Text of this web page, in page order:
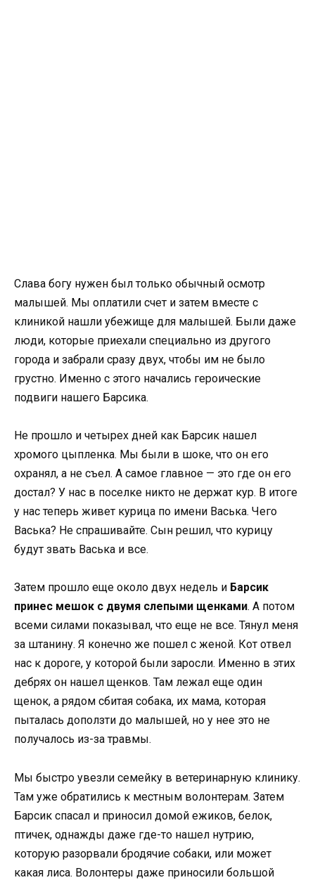
Слава богу нужен был только обычный осмотр
малышей. Мы оплатили счет и затем вместе с
клиникой нашли убежище для малышей. Были даже
люди, которые приехали специально из другого
города и забрали сразу двух, чтобы им не было
грустно. Именно с этого начались героические
подвиги нашего Барсика.
Не прошло и четырех дней как Барсик нашел
хромого цыпленка. Мы были в шоке, что он его
охранял, а не съел. А самое главное — это где он его
достал? У нас в поселке никто не держат кур. В итоге
у нас теперь живет курица по имени Васька. Чего
Васька? Не спрашивайте. Сын решил, что курицу
будут звать Васька и все.
Затем прошло еще около двух недель и Барсик
принес мешок с двумя слепыми щенками. А потом
всеми силами показывал, что еще не все. Тянул меня
за штанину. Я конечно же пошел с женой. Кот отвел
нас к дороге, у которой были заросли. Именно в этих
дебрях он нашел щенков. Там лежал еще один
щенок, а рядом сбитая собака, их мама, которая
пыталась доползти до малышей, но у нее это не
получалось из-за травмы.
Мы быстро увезли семейку в ветеринарную клинику.
Там уже обратились к местным волонтерам. Затем
Барсик спасал и приносил домой ежиков, белок,
птичек, однажды даже где-то нашел нутрию,
которую разорвали бродячие собаки, или может
какая лиса. Волонтеры даже приносили большой